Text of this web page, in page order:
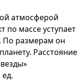
атмосферой
по массе уступает
По размерам он
Расстояние